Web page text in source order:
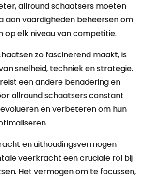
allround schaatsers moeten
aan vaardigheden beheersen om
op elk niveau van competitie.
zo fascinerend maakt, is
snelheid, techniek en strategie.
een andere benadering en
allround schaatsers constant
en verbeteren om hun
en uithoudingsvermogen
veerkracht een cruciale rol bij
Het vermogen om te focussen,